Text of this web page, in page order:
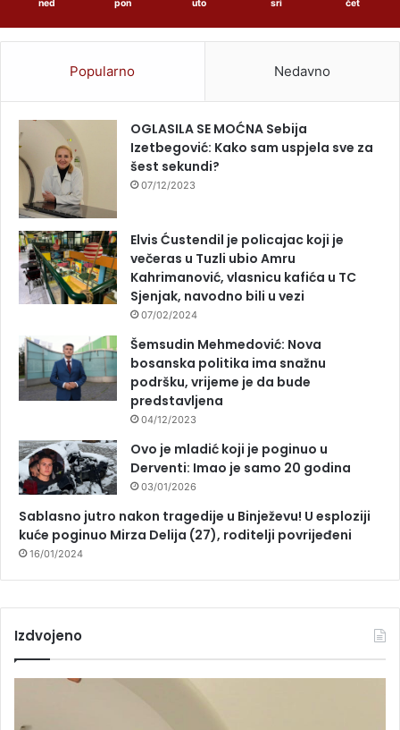
ned pon uto sri čet
Popularno Nedavno
OGLASILA SE MOĆNA Sebija
Izetbegović: Kako sam uspjela sve za
šest sekundi?
07/12/2023
Elvis Ćustendil je policajac koji je
večeras u Tuzli ubio Amru
Kahrimanović, vlasnicu kafića u TC
Sjenjak, navodno bili u vezi
07/02/2024
Šemsudin Mehmedović: Nova
bosanska politika ima snažnu
podršku, vrijeme je da bude
predstavljena
04/12/2023
Ovo je mladić koji je poginuo u
Derventi: Imao je samo 20 godina
03/01/2026
Sablasno jutro nakon tragedije u Binježevu! U esploziji
kuće poginuo Mirza Delija (27), roditelji povrijeđeni
16/01/2024
Izdvojeno